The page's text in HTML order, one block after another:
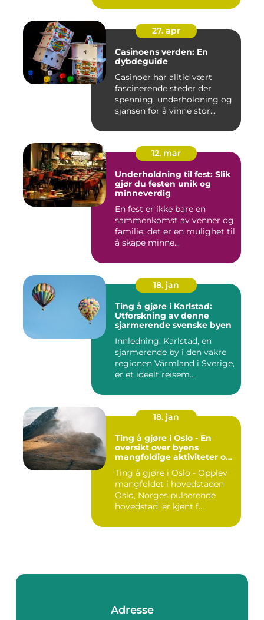
27. apr
Casinoens verden: En
dybdeguide
Casinoer har alltid vært
fascinerende steder der
spenning, underholdning og
sjansen for å vinne stor...
12. mar
Underholdning til fest: Slik
gjør du festen unik og
minneverdig
En fest er ikke bare en
sammenkomst av venner og
familie; det er en mulighet til
å skape minne...
18. jan
Ting å gjøre i Karlstad:
Utforskning av denne
sjarmerende svenske byen
Innledning: Karlstad, en
sjarmerende by i den vakre
regionen Värmland i Sverige,
er et ideelt reisem...
18. jan
Ting å gjøre i Oslo - En
oversikt over byens
mangfoldige aktiviteter og
Ting å gjøre i Oslo - Opplev
mangfoldet i hovedstaden
Oslo, Norges pulserende
hovedstad, er kjent f...
Adresse